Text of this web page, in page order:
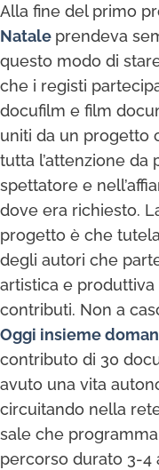
Alla fine del primo
Natale prendeva
questo modo di
che i registi
docufilm e film
uniti da un progetto
tutta l’attenzione da
spettatore e
dove era richiesto.
progetto è che
degli autori che
artistica e
contributi. Non a
Oggi insieme
contributo di 30
avuto una vita
circuitando nella
sale che
percorso durato 3-4